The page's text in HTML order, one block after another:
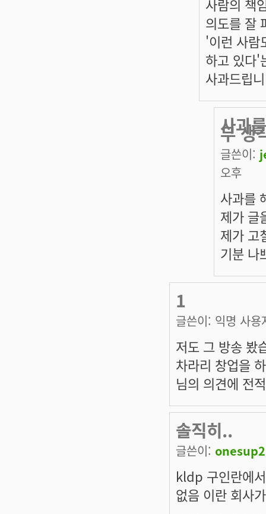
사람의 책
의도를 잘
'이런 사람
하고 있다'
사과드립
사과
무 생
글쓴이:
오후
사과를
제가 글
제가 고
기분 나
1
글쓴이: 익명 사용
저도 그 방송 봤
차라리 창업을
님의 의견에 전
솔직히..
글쓴이: onesup2
kldp 구인란에
없음 이란 회사